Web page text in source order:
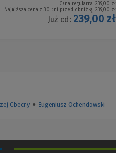
Cena regularna: 239,00 zł
Najniższa cena z 30 dni przed obniżką: 239,00 zł
Już od: 239,00 zł
Obecny ● Eugeniusz Ochendowski